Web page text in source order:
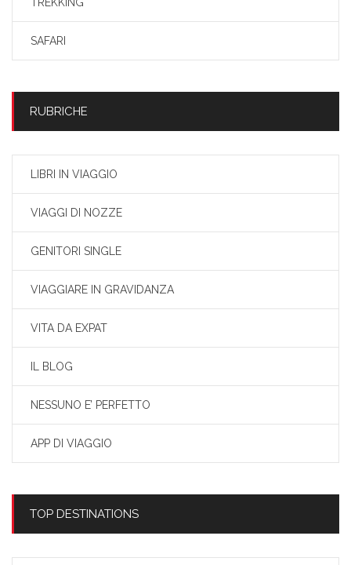
TREKKING
SAFARI
RUBRICHE
LIBRI IN VIAGGIO
VIAGGI DI NOZZE
GENITORI SINGLE
VIAGGIARE IN GRAVIDANZA
VITA DA EXPAT
IL BLOG
NESSUNO E’ PERFETTO
APP DI VIAGGIO
TOP DESTINATIONS